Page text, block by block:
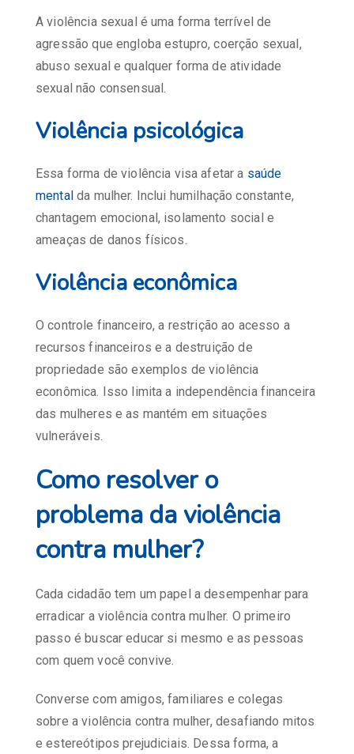
A violência sexual é uma forma terrível de
agressão que engloba estupro, coerção sexual,
abuso sexual e qualquer forma de atividade
sexual não consensual.
Violência psicológica
Essa forma de violência visa afetar a saúde
mentalda mulher. Inclui humilhação constante,
chantagem emocional, isolamento social e
ameaças de danos físicos.
Violência econômica
O controle financeiro, a restrição ao acesso a
recursos financeiros e a destruição de
propriedade são exemplos de violência
econômica. Isso limita a independência financeira
das mulheres e as mantém em situações
vulneráveis.
Como resolver o
problema da violência
contra mulher?
Cada cidadão tem um papel a desempenhar para
erradicar a violência contra mulher. O primeiro
passo é buscar educar si mesmo e as pessoas
com quem você convive.
Converse com amigos, familiares e colegas
sobre a violência contra mulher, desafiando mitos
e estereótipos prejudiciais. Dessa forma, a